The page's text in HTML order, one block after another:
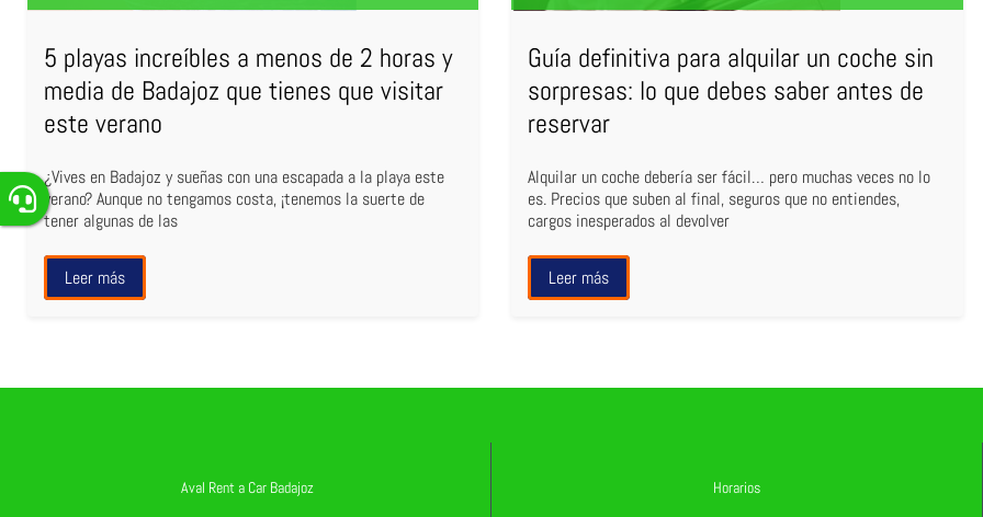
5 playas increíbles a menos de 2 horas y
media de Badajoz que tienes que visitar
este verano
¿Vives en Badajoz y sueñas con una escapada a la playa este
verano? Aunque no tengamos costa, ¡tenemos la suerte de
tener algunas de las
Leer más
Guía definitiva para alquilar un coche sin
sorpresas: lo que debes saber antes de
reservar
Alquilar un coche debería ser fácil… pero muchas veces no lo
es. Precios que suben al final, seguros que no entiendes,
cargos inesperados al devolver
Leer más
Aval Rent a Car Badajoz Horarios